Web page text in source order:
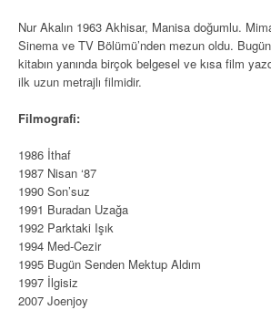
Nur Akalın 1963 Akhisar, Manisa doğumlu.
Sinema ve TV Bölümü’nden mezun oldu.
kitabın yanında birçok belgesel ve kısa film
ilk uzun metrajlı filmidir.
Filmografi:
1986 İthaf
1987 Nisan ‘87
1990 Son’suz
1991 Buradan Uzağa
1992 Parktaki Işık
1994 Med-Cezir
1995 Bugün Senden Mektup Aldım
1997 İlgisiz
2007 Joenjoy